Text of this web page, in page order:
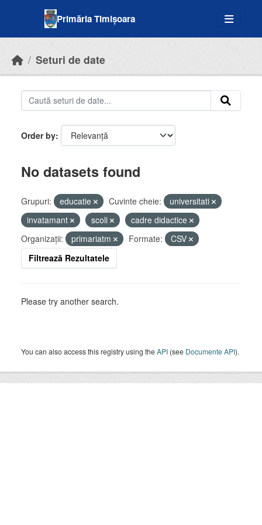
Primăria Timișoara
Seturi de date
Order by
No datasets found
Grupuri: educatie Cuvinte cheie:
universitati
invatamant
scoli
cadre didactice
Organizații:
primariatm Formate:
CSV
Filtrează Rezultatele
Please try another search.
You can also access this registry using theAPI (see Documente API).